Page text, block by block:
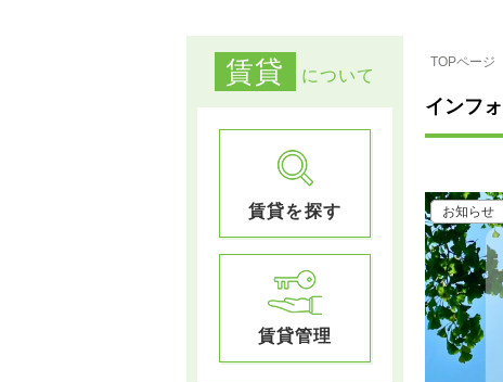
TOPページ
インフ
お知らせ
賃貸 について
賃貸を探す
賃貸管理